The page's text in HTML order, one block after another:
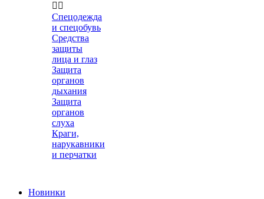
 
Спецодежда
и спецобувь
Средства
защиты
лица и глаз
Защита
органов
дыхания
Защита
органов
слуха
Краги,
нарукавники
и перчатки
Новинки